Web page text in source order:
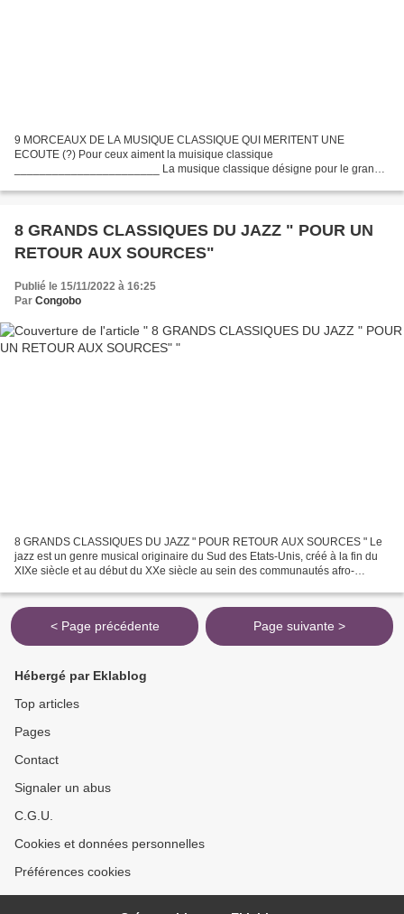
9 MORCEAUX DE LA MUSIQUE CLASSIQUE QUI MERITENT UNE
ECOUTE (?) Pour ceux aiment la muisique classique
_______________________ La musique classique désigne pour le grand
distinction avec...
8 GRANDS CLASSIQUES DU JAZZ " POUR UN
RETOUR AUX SOURCES"
Publié le 15/11/2022 à 16:25
Par Congobo
8 GRANDS CLASSIQUES DU JAZZ " POUR RETOUR AUX SOURCES " Le
jazz est un genre musical originaire du Sud des Etats-Unis, créé à la fin du
XIXe siècle et au début du XXe siècle au sein des communautés afro-
< Page précédente Page suivante >
Hébergé par Eklablog
Top articles
Pages
Contact
Signaler un abus
C.G.U.
Cookies et données personnelles
Préférences cookies